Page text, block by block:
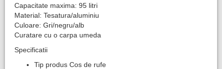
Capacitate maxima: 95 litri
Material: Tesatura/aluminiu
Culoare: Gri/negru/alb
Curatare cu o carpa umeda
Specificatii
Tip produs Cos de rufe